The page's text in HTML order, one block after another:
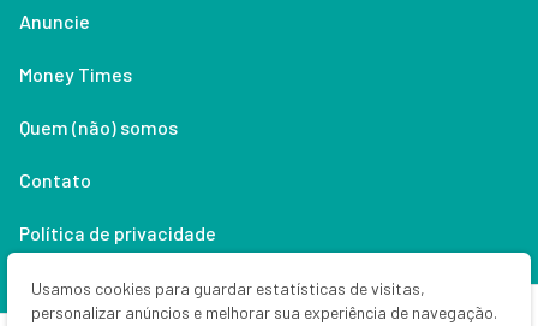
Anuncie
Money Times
Quem (não) somos
Contato
Política de privacidade
Lifestyle
Usamos cookies para guardar estatísticas de visitas,
personalizar anúncios e melhorar sua experiência de navegação.